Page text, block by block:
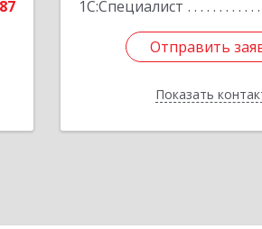
87
1С:Специалист
Отправить
Показать
Отправить
Назад